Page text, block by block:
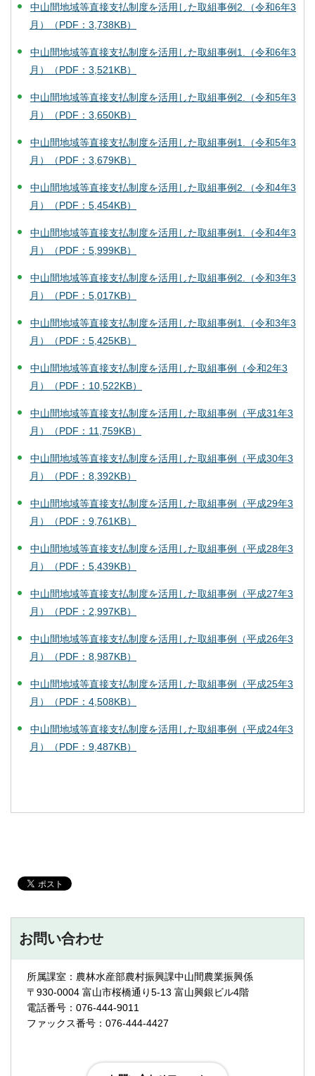
中山間地域等直接支払制度を活用した取組事例2.（令和6年3
月）（PDF：3,738KB）
中山間地域等直接支払制度を活用した取組事例1.（令和6年3
月）（PDF：3,521KB）
中山間地域等直接支払制度を活用した取組事例2.（令和5年3
月）（PDF：3,650KB）
中山間地域等直接支払制度を活用した取組事例1.（令和5年3
月）（PDF：3,679KB）
中山間地域等直接支払制度を活用した取組事例2.（令和4年3
月）（PDF：5,454KB）
中山間地域等直接支払制度を活用した取組事例1.（令和4年3
月）（PDF：5,999KB）
中山間地域等直接支払制度を活用した取組事例2.（令和3年3
月）（PDF：5,017KB）
中山間地域等直接支払制度を活用した取組事例1.（令和3年3
月）（PDF：5,425KB）
中山間地域等直接支払制度を活用した取組事例（令和2年3
月）（PDF：10,522KB）
中山間地域等直接支払制度を活用した取組事例（平成31年3
月）（PDF：11,759KB）
中山間地域等直接支払制度を活用した取組事例（平成30年3
月）（PDF：8,392KB）
中山間地域等直接支払制度を活用した取組事例（平成29年3
月）（PDF：9,761KB）
中山間地域等直接支払制度を活用した取組事例（平成28年3
月）（PDF：5,439KB）
中山間地域等直接支払制度を活用した取組事例（平成27年3
月）（PDF：2,997KB）
中山間地域等直接支払制度を活用した取組事例（平成26年3
月）（PDF：8,987KB）
中山間地域等直接支払制度を活用した取組事例（平成25年3
月）（PDF：4,508KB）
中山間地域等直接支払制度を活用した取組事例（平成24年3
月）（PDF：9,487KB）
お問い合わせ
所属課室：農林水産部農村振興課中山間農業振興係
〒930-0004 富山市桜橋通り5-13 富山興銀ビル4階
電話番号：076-444-9011
ファックス番号：076-444-4427